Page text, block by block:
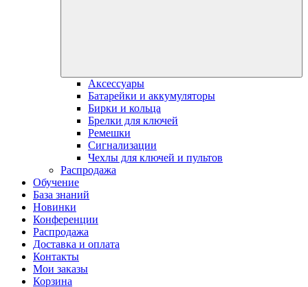
Аксессуары
Батарейки и аккумуляторы
Бирки и кольца
Брелки для ключей
Ремешки
Сигнализации
Чехлы для ключей и пультов
Распродажа
Обучение
База знаний
Новинки
Конференции
Распродажа
Доставка и оплата
Контакты
Мои заказы
Корзина